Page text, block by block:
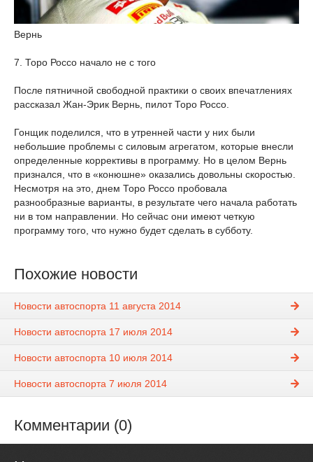
Вернь
7. Торо Россо начало не с того
После пятничной свободной практики о своих впечатлениях
рассказал Жан-Эрик Вернь, пилот Торо Россо.
Гонщик поделился, что в утренней части у них были
небольшие проблемы с силовым агрегатом, которые внесли
определенные коррективы в программу. Но в целом Вернь
признался, что в «конюшне» оказались довольны скоростью.
Несмотря на это, днем Торо Россо пробовала
разнообразные варианты, в результате чего начала работать
ни в том направлении. Но сейчас они имеют четкую
программу того, что нужно будет сделать в субботу.
Похожие новости
Новости автоспорта 11 августа 2014
Новости автоспорта 17 июля 2014
Новости автоспорта 10 июля 2014
Новости автоспорта 7 июля 2014
Комментарии (0)